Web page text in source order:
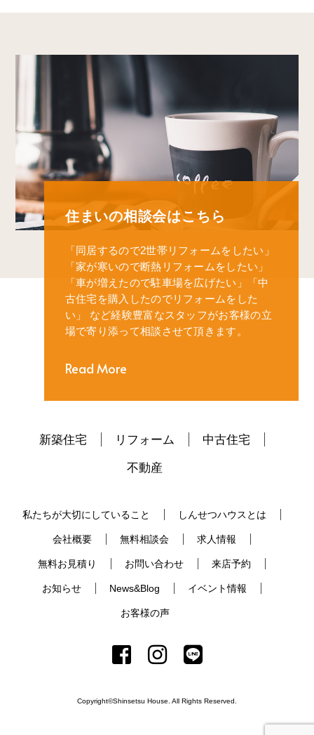
住まいの相談会はこちら
「同居するので2世帯リフォームをしたい」
「家が寒いので断熱リフォームをしたい」
「車が増えたので駐車場を広げたい」
「中
古住宅を購入したのでリフォームをした
い」
など経験豊富なスタッフがお客様の立
場で寄り添って相談させて頂きます。
Read More
新築住宅 リフォーム
中古住宅
不動産
私たちが大切にしていること しんせつハウスとは
会社概要 無料相談会 求人情報
無料お見積り お問い合わせ 来店予約
お知らせ News&Blog イベント情報
お客様の声
Copyright©Shinsetsu House. All Rights Reserved.